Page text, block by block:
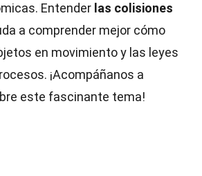
Entender las colisiones
a comprender mejor cómo
en movimiento y las leyes
¡Acompáñanos a
este fascinante tema!